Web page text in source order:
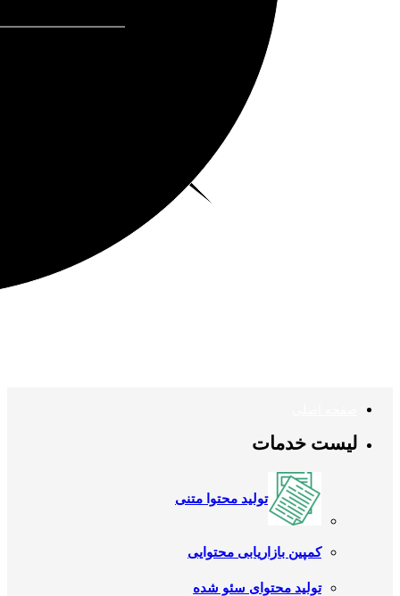
لیست خدمات
تولید محتوا متنی
کمپین بازاریابی محتوایی
تولید محتوای سئو شده